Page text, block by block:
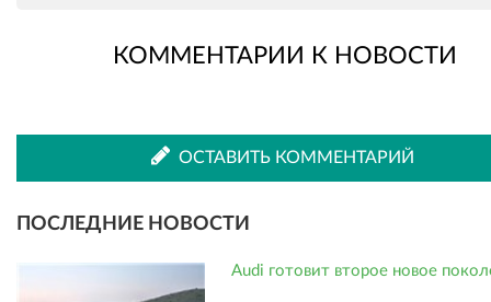
во
ВКонтакте
Одноклассниках
КОММЕНТАРИИ К НОВОСТИ
ОСТАВИТЬ КОММЕНТАРИЙ
ПОСЛЕДНИЕ НОВОСТИ
Audi готовит второе новое